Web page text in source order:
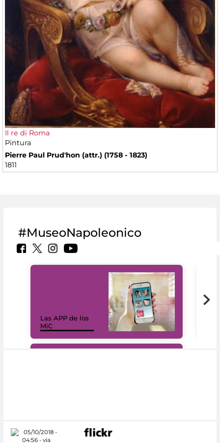
Il re di Roma
Pintura
Pierre Paul Prud'hon (attr.) (1758 - 1823)
1811
#MuseoNapoleonico
Las APP de los
MiC